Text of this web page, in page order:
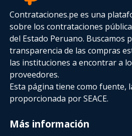
Contrataciones.pe es una
sobre los contrataciones
del Estado Peruano. Buscamos
transparencia de las compras
las instituciones a encontrar a
proveedores.
Esta página tiene como fuente,
proporcionada por SEACE.
Más información